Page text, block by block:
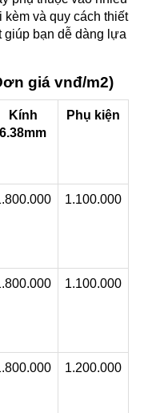
và quy cách thiết
giúp bạn dễ dàng lựa
giá vnđ/m2)
Kính
6.38mm
Phụ kiện
1.100.000
1.100.000
1.200.000